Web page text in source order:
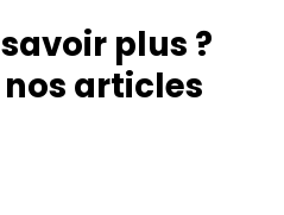
plus ?
articles